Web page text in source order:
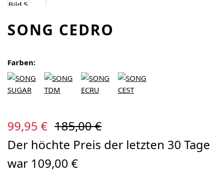
SONG CEDRO
Farben:
Verkaufspreis:
99,95 € Regulärer Preis:
185,00 €
Der höchte Preis der letzten 30 Tage
war 109,00 €